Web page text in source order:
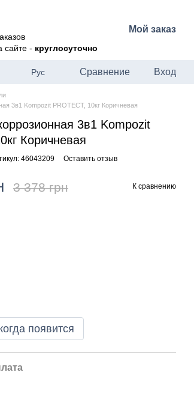
сайте - круглосуточно
Мой заказ
Рус Сравнение Вход
3в1 Kompozit PROTECT, 10кг Коричневая
3в1 Kompozit
Коричневая
46043209 Оставить отзыв
3 378 грн К сравнению
появится